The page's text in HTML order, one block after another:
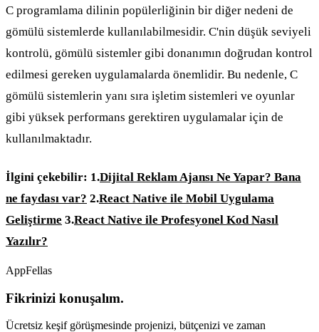
C programlama dilinin popülerliğinin bir diğer nedeni de
gömülü sistemlerde kullanılabilmesidir. C'nin düşük seviyeli
kontrolü, gömülü sistemler gibi donanımın doğrudan kontrol
edilmesi gereken uygulamalarda önemlidir. Bu nedenle, C
gömülü sistemlerin yanı sıra işletim sistemleri ve oyunlar
gibi yüksek performans gerektiren uygulamalar için de
kullanılmaktadır.
İlgini çekebilir: 1.Dijital Reklam Ajansı Ne Yapar? Bana
ne faydası var? 2.React Native ile Mobil Uygulama
Geliştirme 3.React Native ile Profesyonel Kod Nasıl
Yazılır?
AppFellas
Fikrinizi konuşalım.
Ücretsiz keşif görüşmesinde projenizi, bütçenizi ve zaman